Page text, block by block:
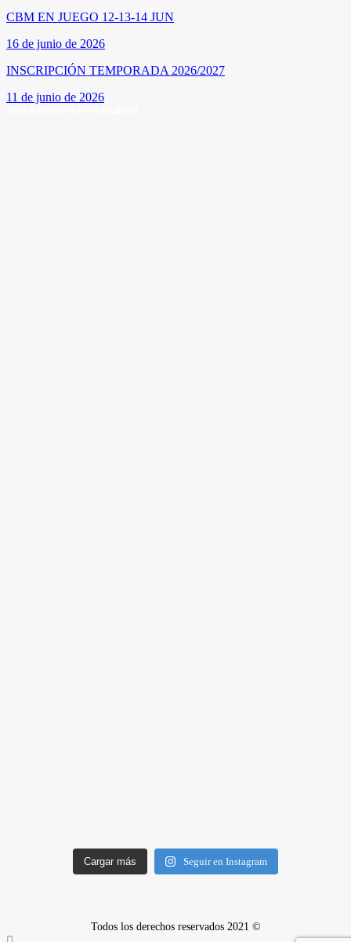
CBM EN JUEGO 12-13-14 JUN
16 de junio de 2026
INSCRIPCIÓN TEMPORADA 2026/2027
11 de junio de 2026
Cargar más Seguir en Instagram
Todos los derechos reservados 2021 ©